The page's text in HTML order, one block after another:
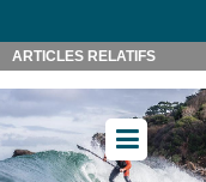
ARTICLES RELATIFS